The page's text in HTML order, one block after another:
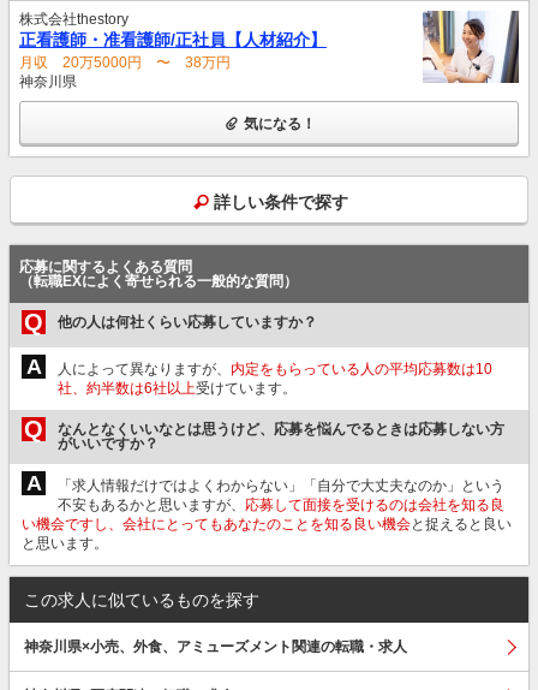
株式会社thestory
正看護師・准看護師/正社員【人材紹介】
月収 20万5000円 〜 38万円
神奈川県
気になる！
詳しい条件で探す
応募に関するよくある質問
（転職EXによく寄せられる一般的な質問）
Q 他の人は何社くらい応募していますか？
A 人によって異なりますが、 内定をもらっている人の平均応募数は10
社、約半数は6社以上受けています。
Q
なんとなくいいなとは思うけど、応募を悩んでるときは応募しない方
がいいですか？
A
「求人情報だけではよくわからない」「自分で大丈夫なのか」という
不安もあるかと思いますが、 応募して面接を受けるのは会社を知る良
い機会ですし、会社にとってもあなたのことを知る良い機会と捉えると良い
と思います。
この求人に似ているものを探す
神奈川県×小売、外食、アミューズメント関連の転職・求人